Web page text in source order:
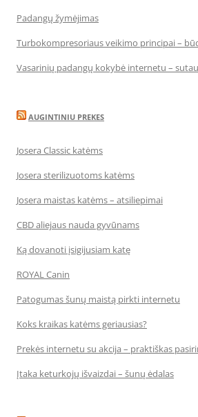
Padangų žymėjimas
Turbokompresoriaus veikimo principai –
Vasarinių padangų kokybė internetu –
AUGINTINIU PREKES
Josera Classic katėms
Josera sterilizuotoms katėms
Josera maistas katėms – atsiliepimai
CBD aliejaus nauda gyvūnams
Ką dovanoti įsigijusiam katę
ROYAL Canin
Patogumas šunų maistą pirkti internetu
Koks kraikas katėms geriausias?
Prekės internetu su akcija – praktiškas
Įtaka keturkojų išvaizdai – šunų ėdalas